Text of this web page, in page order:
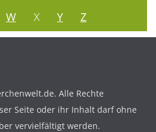
W X Y Z
Alle Rechte
Seite oder ihr Inhalt darf ohne
vervielfältigt werden.